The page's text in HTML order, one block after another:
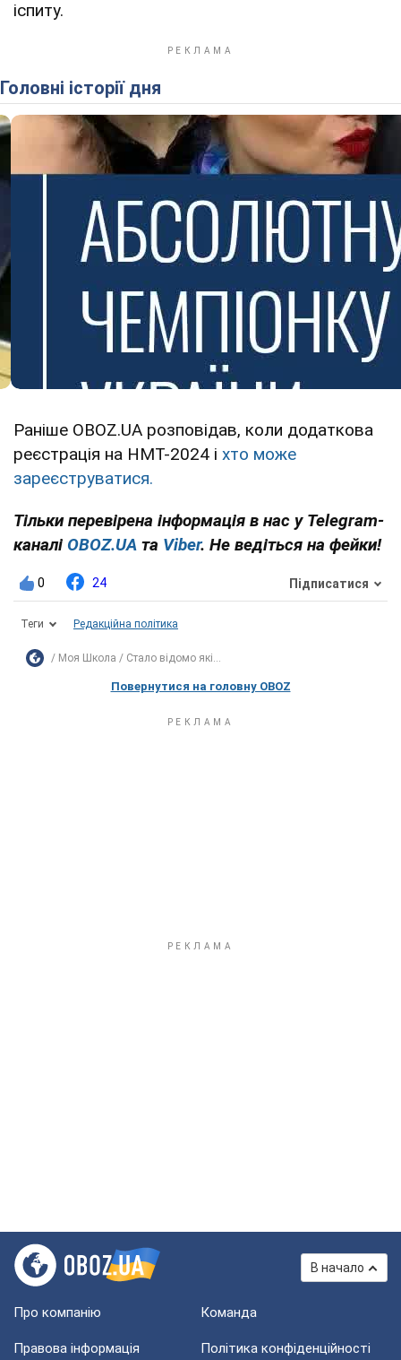
іспиту.
Головні історії дня
Раніше OBOZ.UA розповідав, коли додаткова
реєстрація на НМТ-2024 і хто може
зареєструватися.
Тільки перевірена інформація в нас у Telegram-
каналі OBOZ.UA та Viber. Не ведіться на фейки!
0 24 Підписатися
Теги Редакційна політика
Моя Школа Стало відомо які...
Повернутися на головну OBOZ
В начало
Про компанію Команда
Правова інформація Політика конфіденційності